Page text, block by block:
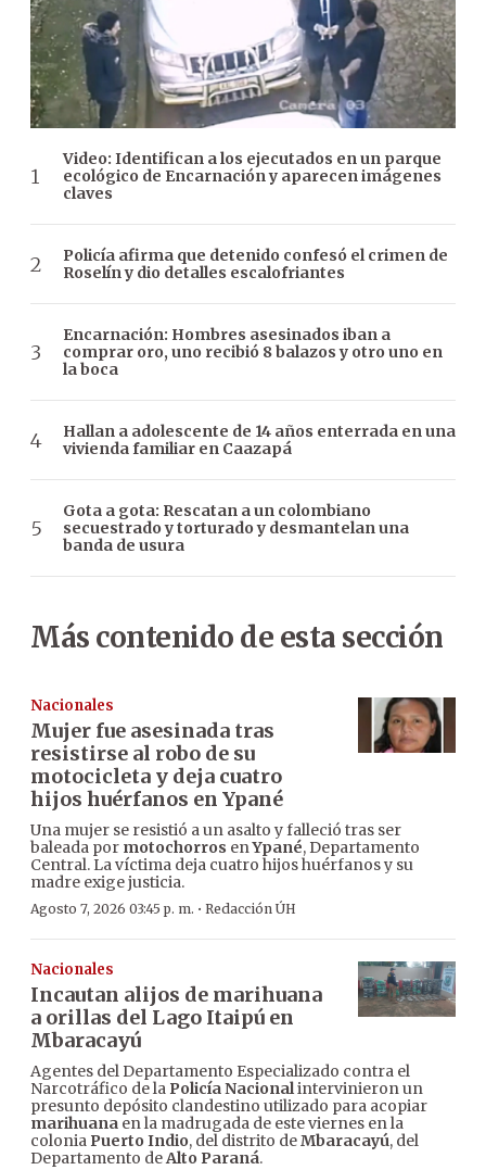
Video: Identifican a los ejecutados en un parque
ecológico de Encarnación y aparecen imágenes
claves
Policía afirma que detenido confesó el crimen de
Roselín y dio detalles escalofriantes
Encarnación: Hombres asesinados iban a
comprar oro, uno recibió 8 balazos y otro uno en
la boca
Hallan a adolescente de 14 años enterrada en una
vivienda familiar en Caazapá
Gota a gota: Rescatan a un colombiano
secuestrado y torturado y desmantelan una
banda de usura
Más contenido de esta sección
Nacionales
Mujer fue asesinada tras
resistirse al robo de su
motocicleta y deja cuatro
hijos huérfanos en Ypané
Una mujer se resistió a un asalto y falleció tras ser
baleada por motochorros enYpané, Departamento
Central. La víctima deja cuatro hijos huérfanos y su
madre exige justicia.
Agosto 7, 2026 03:45 p. m. · Redacción ÚH
Nacionales
Incautan alijos de marihuana
a orillas del Lago Itaipú en
Mbaracayú
Agentes del Departamento Especializado contra el
Narcotráfico de la Policía Nacionalintervinieron un
presunto depósito clandestino utilizado para acopiar
marihuana en la madrugada de este viernes en la
colonia Puerto Indio, del distrito deMbaracayú, del
Departamento deAlto Paraná.